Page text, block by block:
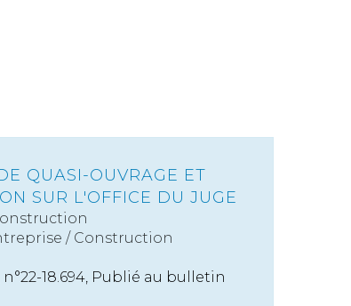
QUASI-OUVRAGE ET
SUR L'OFFICE DU JUGE
/ Construction
n°22-18.694, Publié au bulletin